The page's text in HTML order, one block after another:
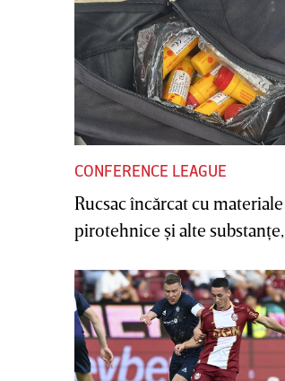
CONFERENCE LEAGUE
Rucsac încărcat cu materiale
pirotehnice şi alte substanţe,